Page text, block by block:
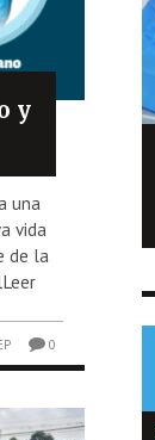
y
una
vida
de la
0